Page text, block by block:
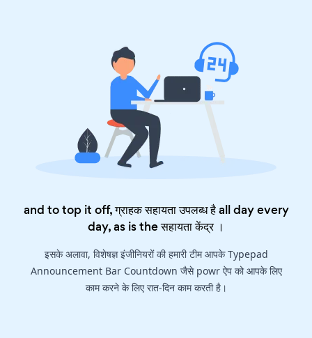
and to top it off, ग्राहक सहायता उपलब्ध है all day every
day, as is theसहायता केंद्र।
इसके अलावा, विशेषज्ञ इंजीनियरों की हमारी टीम आपके Typepad
Announcement Bar Countdown जैसे powr ऐप को आपके लिए
काम करने के लिए रात-दिन काम करती है।